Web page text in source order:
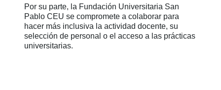
Por su parte, la Fundación Universitaria San
Pablo CEU se compromete a colaborar para
hacer más inclusiva la actividad docente, su
selección de personal o el acceso a las prácticas
universitarias.